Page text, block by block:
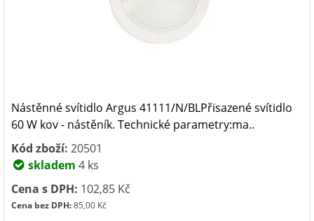
Nástěnné svítidlo Argus 41111/N/BLPřisazené svítidlo
60 W kov - nástěník. Technické parametry:ma..
Kód zboží: 20501
skladem 4 ks
Cena s DPH: 102,85 Kč
Cena bez DPH:85,00 Kč